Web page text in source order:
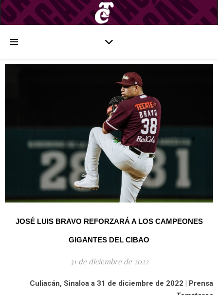
JOSÉ LUIS BRAVO REFORZARÁ A LOS CAMPEONES
GIGANTES DEL CIBAO
31 de diciembre de 2022
Culiacán, Sinaloa a 31 de diciembre de 2022 | Prensa